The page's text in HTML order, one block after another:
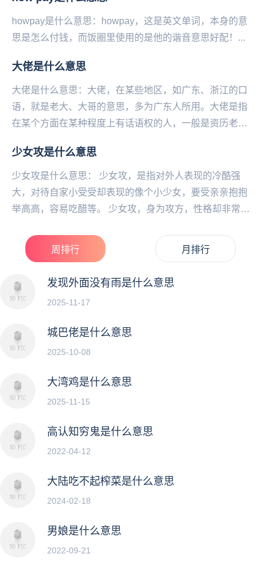
howpay是什么意思：howpay，这是英文单词，本身的意
思是怎么付钱，而饭圈里使用的是他的谐音意思好配！...
大佬是什么意思
大佬是什么意思：大佬，在某些地区，如广东、浙江的口
语，就是老大、大哥的意思，多为广东人所用。大佬是指
在某个方面在某种程度上有话语权的人，一般是资历老，
思...
少女攻是什么意思
少女攻是什么意思： 少女攻，是指对外人表现的冷酷强
大，对待自家小受受却表现的像个小少女，要受亲亲抱抱
举高高，容易吃醋等。 少女攻，身为攻方，性格却非常少
周排行 月排行
发现外面没有雨是什么意思
2025-11-17
城巴佬是什么意思
2025-10-08
大湾鸡是什么意思
2025-11-15
高认知穷鬼是什么意思
2022-04-12
大陆吃不起榨菜是什么意思
2024-02-18
男娘是什么意思
2022-09-21